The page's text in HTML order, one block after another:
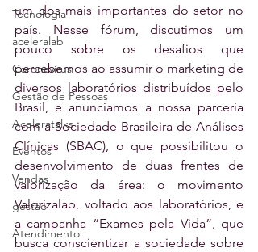
Tecnologia
aceleralab
Coronavírus
Gestão de Pessoas
Aceleratalks
Eventos
Vendas
gestão
Atendimento
um dos mais importantes do setor no
país. Nesse fórum, discutimos um
pouco sobre os desafios que
percebemos ao assumir o marketing de
diversos laboratórios distribuídos pelo
Brasil, e anunciamos a nossa parceria
com a Sociedade Brasileira de Análises
Clínicas (SBAC), o que possibilitou o
desenvolvimento de duas frentes de
valorização da área: o movimento
Valorizalab, voltado aos laboratórios, e
a campanha “Exames pela Vida”, que
busca conscientizar a sociedade sobre